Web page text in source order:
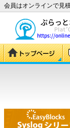
会員はオンラインで見